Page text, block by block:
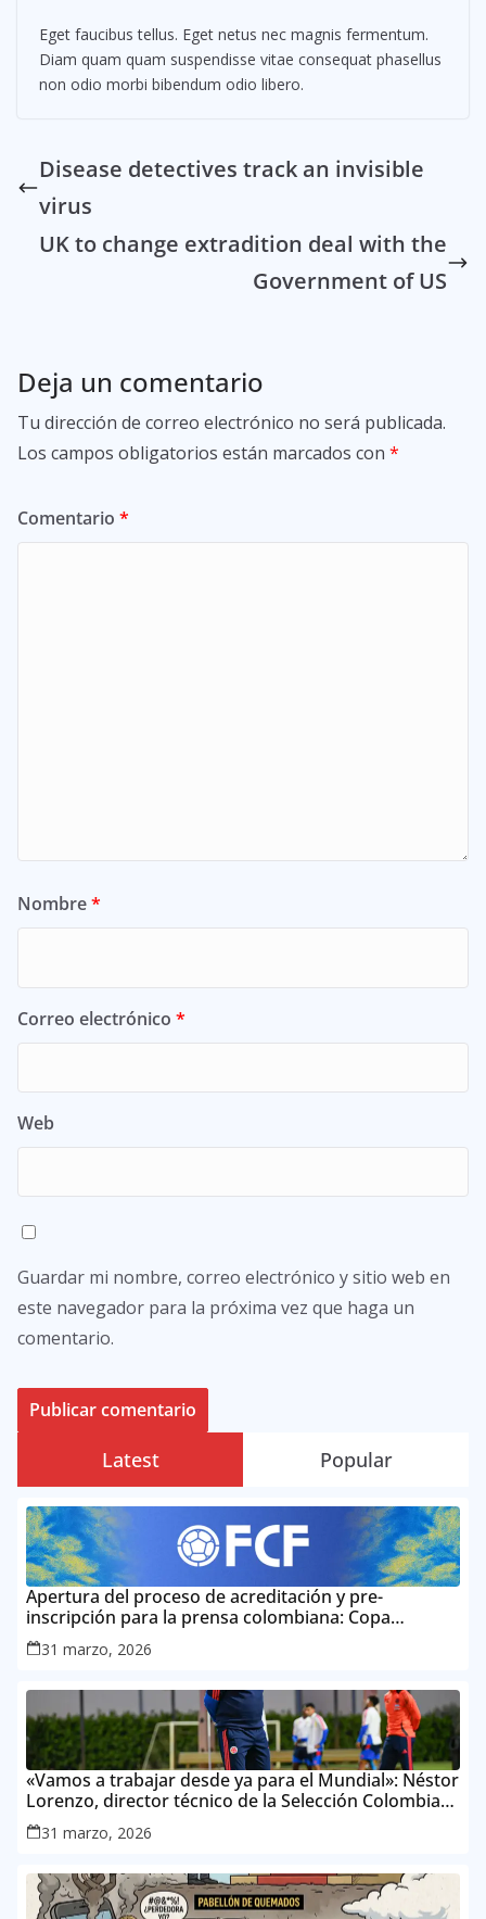
Eget faucibus tellus. Eget netus nec magnis fermentum.
Diam quam quam suspendisse vitae consequat phasellus
non odio morbi bibendum odio libero.
Disease detectives track an invisible
virus
UK to change extradition deal with the
Government of US
Deja un comentario
Tu dirección de correo electrónico no será publicada.
Los campos obligatorios están marcados con *
Comentario *
Nombre*
Correo electrónico *
Web
Guardar mi nombre, correo electrónico y sitio web en
este navegador para la próxima vez que haga un
comentario.
Latest Popular
Apertura del proceso de acreditación y pre-
inscripción para la prensa colombiana: Copa
Mundial de la FIFA 2026 ™
31 marzo, 2026
«Vamos a trabajar desde ya para el Mundial»: Néstor
Lorenzo, director técnico de la Selección Colombia
Masculina de Mayores
31 marzo, 2026